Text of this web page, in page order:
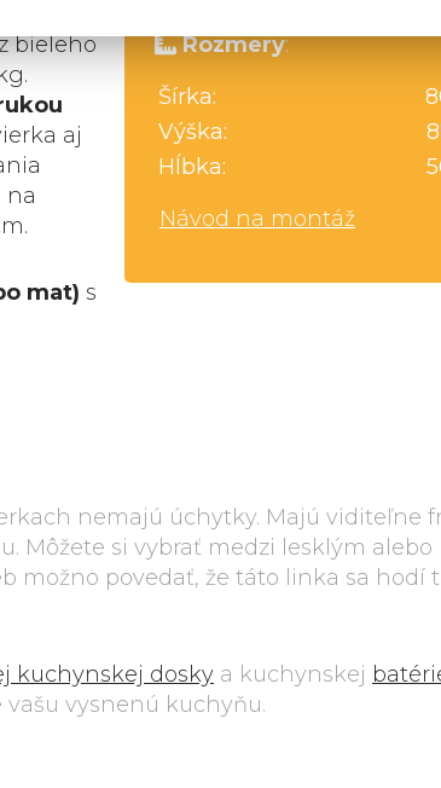
Rozmery:
Šírka:
Výška:
Hĺbka:
Návod na montáž
s
bieleho
aj
na
mat) s
nemajú úchytky. Majú viditeľne
Môžete si vybrať medzi lesklým
možno povedať, že táto linka sa hodí
kuchynskej dosky a kuchynskej
vysnenú kuchyňu.